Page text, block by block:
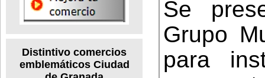
Distintivo comercios
emblemáticos Ciudad
Se
Grupo
para